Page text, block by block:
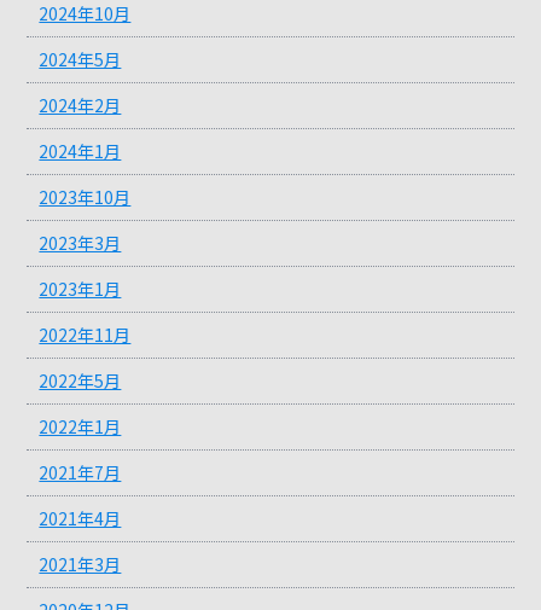
2024年10月
2024年5月
2024年2月
2024年1月
2023年10月
2023年3月
2023年1月
2022年11月
2022年5月
2022年1月
2021年7月
2021年4月
2021年3月